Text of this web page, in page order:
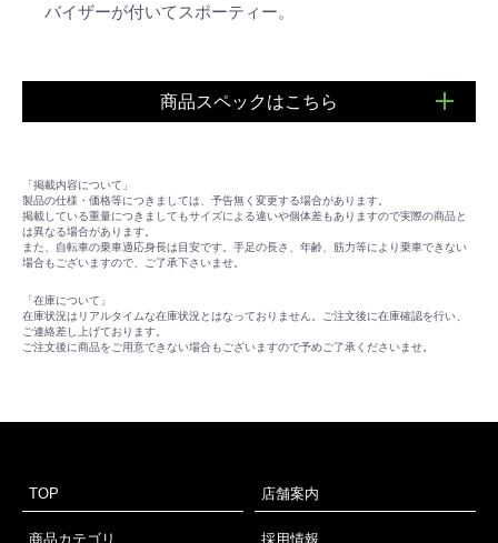
バイザーが付いてスポーティー。
商品スペックはこちら
「掲載内容について」
製品の仕様・価格等につきましては、予告無く変更する場合があります。
掲載している重量につきましてもサイズによる違いや個体差もありますので実際の商品と
は異なる場合があります。
また、自転車の乗車適応身長は目安です。手足の長さ、年齢、筋力等により乗車できない
場合もございますので、ご了承下さいませ。
「在庫について」
在庫状況はリアルタイムな在庫状況とはなっておりません。ご注文後に在庫確認を行い、
ご連絡差し上げております。
ご注文後に商品をご用意できない場合もございますので予めご了承くださいませ。
TOP 店舗案内
商品カテゴリ 採用情報